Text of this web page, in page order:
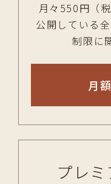
月々550円（
公開している
制限に
月
プレミ